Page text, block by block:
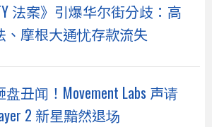
法案》引爆华尔街分歧：高
、摩根大通忧存款流失
丑闻！Movement Labs 声请
2 新星黯然退场